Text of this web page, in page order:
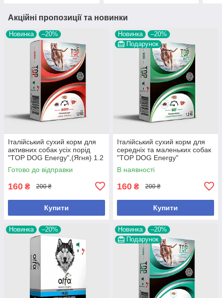
Акційні пропозиції та новинки
Новинка –20%
Італійський сухий корм для
активних собак усіх порід
"TOP DOG Energy",(Ягня) 1.2
кг.,арт.,(26872), В наявності
Готово до відправки
160 ₴ 200 ₴
Купити
Новинка
–20%
Подарунок
Італійський сухий корм для
середніх та маленьких собак
"TOP DOG Energy"
(Яловичина), 1.2 кг.,арт.,
(26865), В наявності
В наявності
160 ₴ 200 ₴
Купити
Новинка –20% Новинка
–20%
Подарунок